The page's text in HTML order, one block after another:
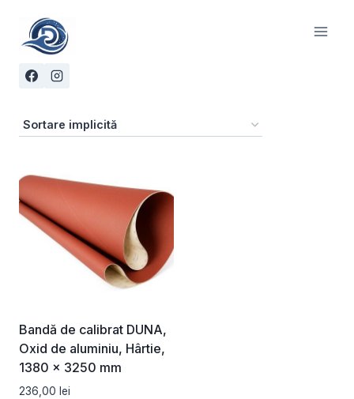
content
Bandă de calibrat DUNA,
Oxid de aluminiu, Hârtie,
1380 x 3250 mm
236,00 lei